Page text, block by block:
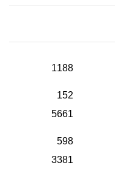
1188
152
5661
598
3381